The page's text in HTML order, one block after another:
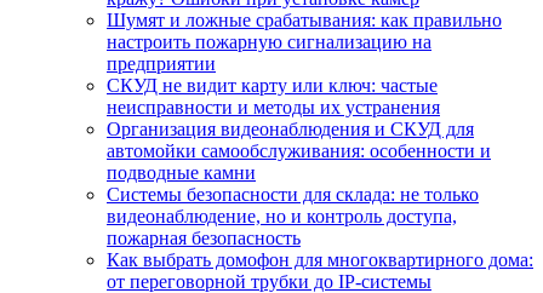
Шумят и ложные срабатывания: как правильно
настроить пожарную сигнализацию на
предприятии
СКУД не видит карту или ключ: частые
неисправности и методы их устранения
Организация видеонаблюдения и СКУД для
автомойки самообслуживания: особенности и
подводные камни
Системы безопасности для склада: не только
видеонаблюдение, но и контроль доступа,
пожарная безопасность
Как выбрать домофон для многоквартирного дома:
от переговорной трубки до IP-системы